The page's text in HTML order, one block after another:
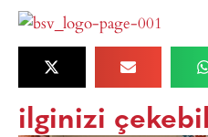
ilginizi